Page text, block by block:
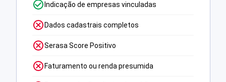
Indicação de empresas vinculadas
Dados cadastrais completos
Serasa Score Positivo
Faturamento ou renda presumida